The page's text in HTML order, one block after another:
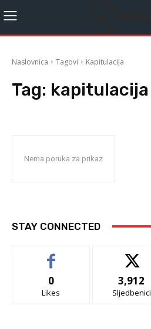
Naslovnica Tagovi Kapitulacija
Tag: kapitulacija
Nema poruka za prikaz
STAY CONNECTED
0
Likes
3,912
Sljedbenici